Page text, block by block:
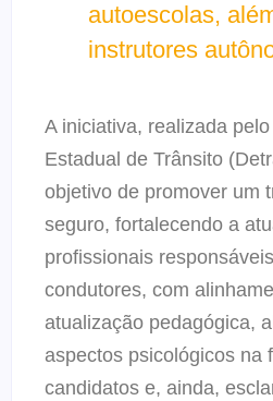
autoescolas,
instrutores
A iniciativa, realizada
Estadual de Trânsito
objetivo de promover um
seguro, fortalecendo a
profissionais
condutores, com
atualização pedagógica,
aspectos psicológicos na
candidatos e, ainda,